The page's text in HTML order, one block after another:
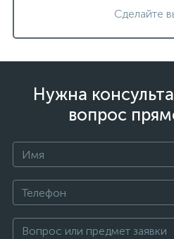
Сделайте
Нужна
вопрос